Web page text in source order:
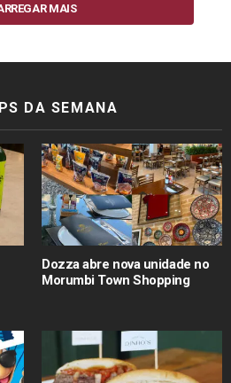
MAIS
DA SEMANA
Dozza abre nova unidade no
Morumbi Town Shopping